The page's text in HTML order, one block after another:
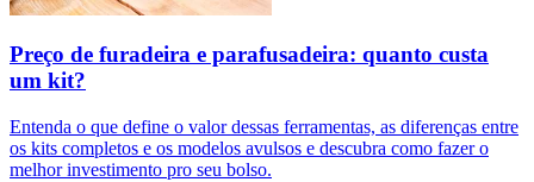
Preço de furadeira e parafusadeira: quanto custa
um kit?
Entenda o que define o valor dessas ferramentas, as diferenças entre
os kits completos e os modelos avulsos e descubra como fazer o
melhor investimento pro seu bolso.